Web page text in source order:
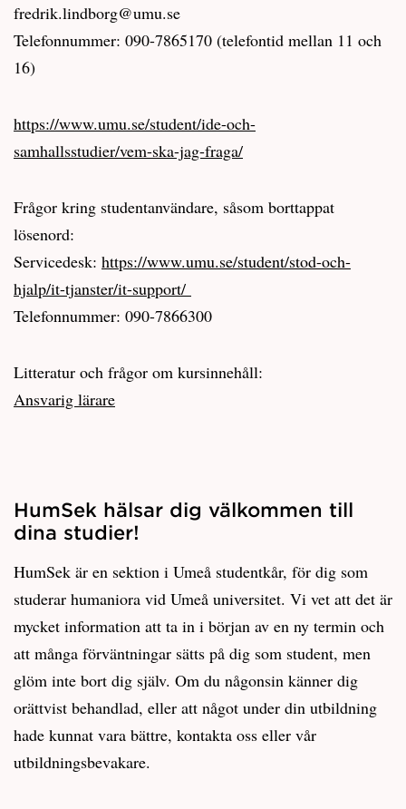
fredrik.lindborg@umu.se
Telefonnummer: 090-7865170 (telefontid mellan 11 och
16)
https://www.umu.se/student/ide-och-
samhallsstudier/vem-ska-jag-fraga/
Frågor kring studentanvändare, såsom borttappat
lösenord:
Servicedesk: https://www.umu.se/student/stod-och-
hjalp/it-tjanster/it-support/
Telefonnummer: 090-7866300
Litteratur och frågor om kursinnehåll:
Ansvarig lärare
HumSek hälsar dig välkommen till
dina studier!
HumSek är en sektion i Umeå studentkår, för dig som
studerar humaniora vid Umeå universitet. Vi vet att det är
mycket information att ta in i början av en ny termin och
att många förväntningar sätts på dig som student, men
glöm inte bort dig själv. Om du någonsin känner dig
orättvist behandlad, eller att något under din utbildning
hade kunnat vara bättre, kontakta oss eller vår
utbildningsbevakare.